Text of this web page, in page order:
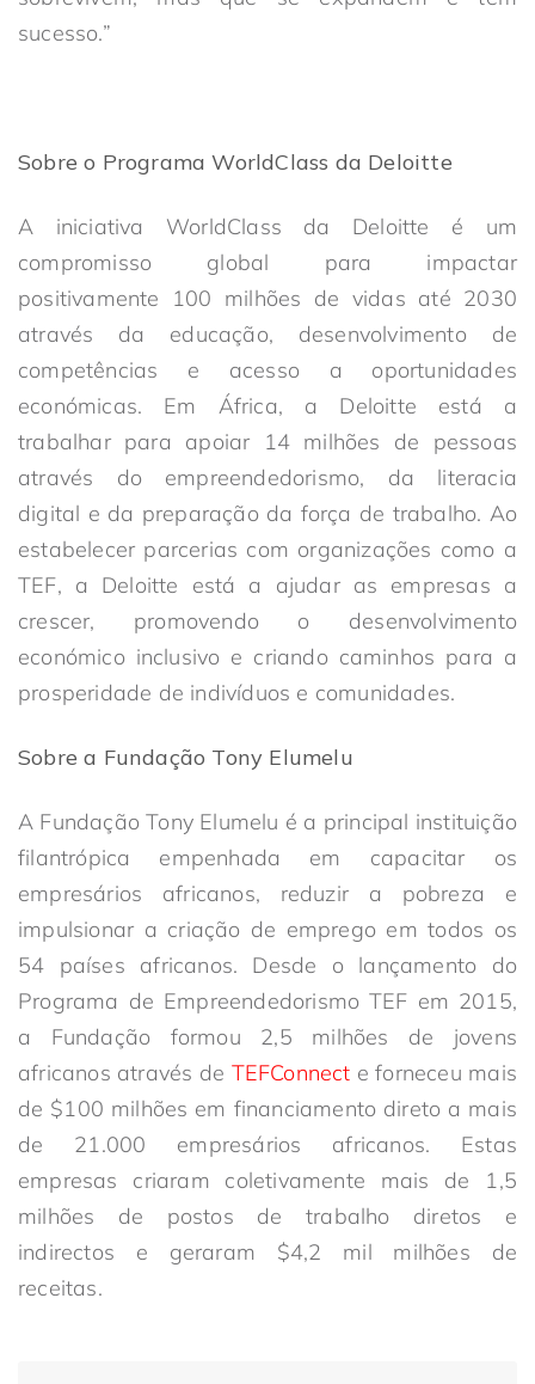
sucesso.”
Sobre o Programa WorldClass da Deloitte
A iniciativa WorldClass da Deloitte é um
compromisso global para impactar
positivamente 100 milhões de vidas até 2030
através da educação, desenvolvimento de
competências e acesso a oportunidades
económicas. Em África, a Deloitte está a
trabalhar para apoiar 14 milhões de pessoas
através do empreendedorismo, da literacia
digital e da preparação da força de trabalho. Ao
estabelecer parcerias com organizações como a
TEF, a Deloitte está a ajudar as empresas a
crescer, promovendo o desenvolvimento
económico inclusivo e criando caminhos para a
prosperidade de indivíduos e comunidades.
Sobre a Fundação Tony Elumelu
A Fundação Tony Elumelu é a principal instituição
filantrópica empenhada em capacitar os
empresários africanos, reduzir a pobreza e
impulsionar a criação de emprego em todos os
54 países africanos. Desde o lançamento do
Programa de Empreendedorismo TEF em 2015,
a Fundação formou 2,5 milhões de jovens
africanos através de TEFConnect e forneceu mais
de $100 milhões em financiamento direto a mais
de 21.000 empresários africanos. Estas
empresas criaram coletivamente mais de 1,5
milhões de postos de trabalho diretos e
indirectos e geraram $4,2 mil milhões de
receitas.